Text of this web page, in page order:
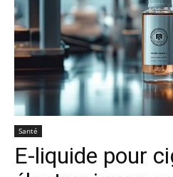
Santé
E‑liquide pour